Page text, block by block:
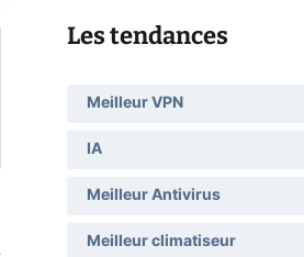
Les tendances
Meilleur VPN
IA
Meilleur Antivirus
Meilleur climatiseur